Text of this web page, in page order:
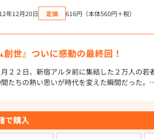
年12月20日 定価 616円（本体560円＋税）
創世』ついに感動の最終回！
月２２日、新宿アルタ前に集結した２万人の
たちの熱い思いが時代を変えた瞬間だった
で購入